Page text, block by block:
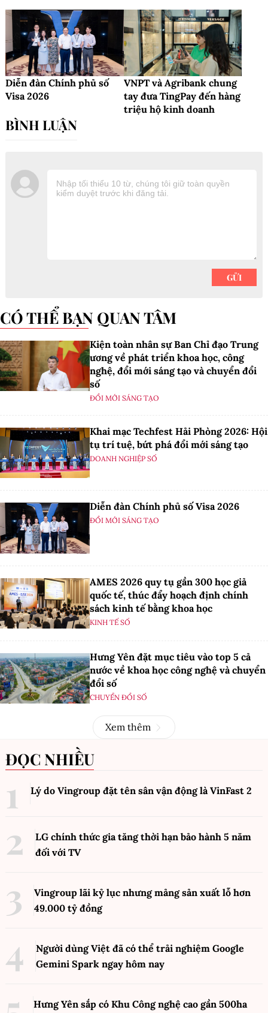
Diễn đàn Chính phủ số
Visa 2026
VNPT và Agribank chung
tay đưa TingPay đến hàng
triệu hộ kinh doanh
CÓ THỂ BẠN QUAN TÂM
Kiện toàn nhân sự Ban Chỉ đạo Trung
ương về phát triển khoa học, công
nghệ, đổi mới sáng tạo và chuyển đổi
số
ĐỔI MỚI SÁNG TẠO
Khai mạc Techfest Hải Phòng 2026: Hội
tụ trí tuệ, bứt phá đổi mới sáng tạo
DOANH NGHIỆP SỐ
Diễn đàn Chính phủ số Visa 2026
ĐỔI MỚI SÁNG TẠO
AMES 2026 quy tụ gần 300 học giả
quốc tế, thúc đẩy hoạch định chính
sách kinh tế bằng khoa học
KINH TẾ SỐ
Hưng Yên đặt mục tiêu vào top 5 cả
nước về khoa học công nghệ và chuyển
đổi số
CHUYỂN ĐỔI SỐ
Xem thêm
ĐỌC NHIỀU
Lý do Vingroup đặt tên sân vận động là VinFast 2
LG chính thức gia tăng thời hạn bảo hành 5 năm
đối với TV
Vingroup lãi kỷ lục nhưng mảng sản xuất lỗ hơn
49.000 tỷ đồng
Người dùng Việt đã có thể trải nghiệm Google
Gemini Spark ngay hôm nay
Hưng Yên sắp có Khu Công nghệ cao gần 500ha